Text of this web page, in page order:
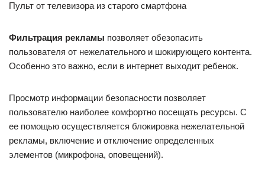
Пульт от телевизора из старого смартфона
Фильтрация рекламы позволяет обезопасить
пользователя от нежелательного и шокирующего контента.
Особенно это важно, если в интернет выходит ребенок.
Просмотр информации безопасности позволяет
пользователю наиболее комфортно посещать ресурсы. С
ее помощью осуществляется блокировка нежелательной
рекламы, включение и отключение определенных
элементов (микрофона, оповещений).